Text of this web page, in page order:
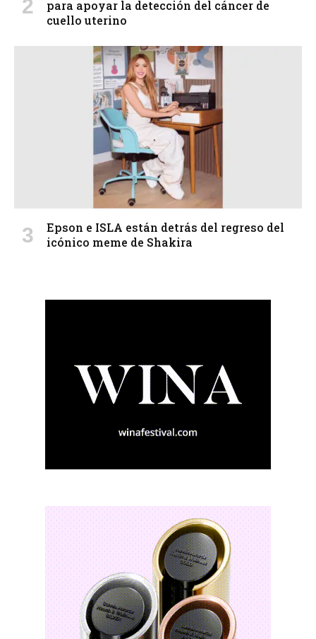
para apoyar la detección del cáncer de
cuello uterino
Epson e ISLA están detrás del regreso del
icónico meme de Shakira